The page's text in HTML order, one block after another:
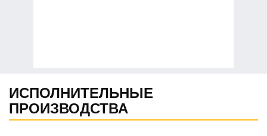
ИСПОЛНИТЕЛЬНЫЕ
ПРОИЗВОДСТВА